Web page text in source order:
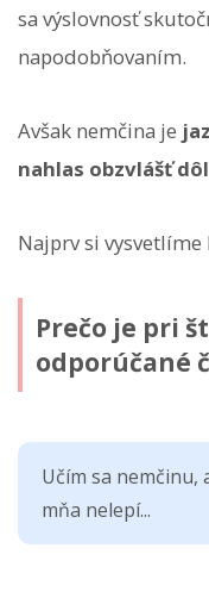
sa výslovnosť
napodobňovaním.
Avšak nemčina je
nahlas obzvlášť
Najprv si
Prečo je pri
odporúčané
Učím sa nemčinu,
mňa nelepí...